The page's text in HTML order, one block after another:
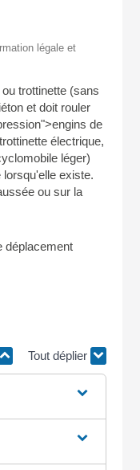
légale et
trottinette (sans
et doit rouler
de
électrique,
léger)
existe.
ou sur la
Tout déplier